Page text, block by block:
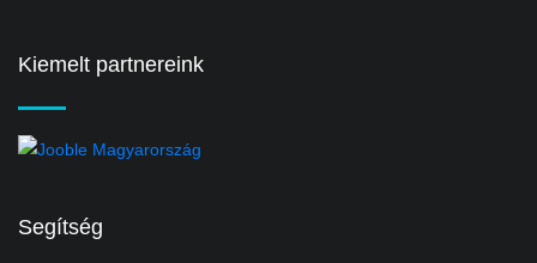
Kiemelt partnereink
Segítség